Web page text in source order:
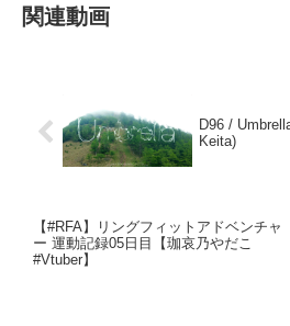
関連動画
D96 /
Keita)
【#RFA】リングフィットアドベンチャ
ー 運動記録05日目【珈哀乃やだこ
#Vtuber】